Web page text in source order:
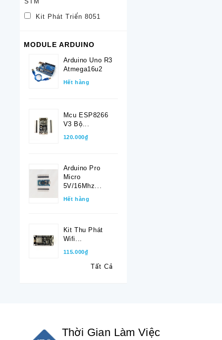
Kit Phát Triển 8051
MODULE ARDUINO
Arduino Uno R3
Atmega16u2
Hết hàng
Mcu ESP8266
V3 Bộ...
120.000₫
Arduino Pro
Micro
5V/16Mhz...
Hết hàng
Kit Thu Phát
Wifi...
115.000₫
Tất Cả
Thời Gian Làm Việc